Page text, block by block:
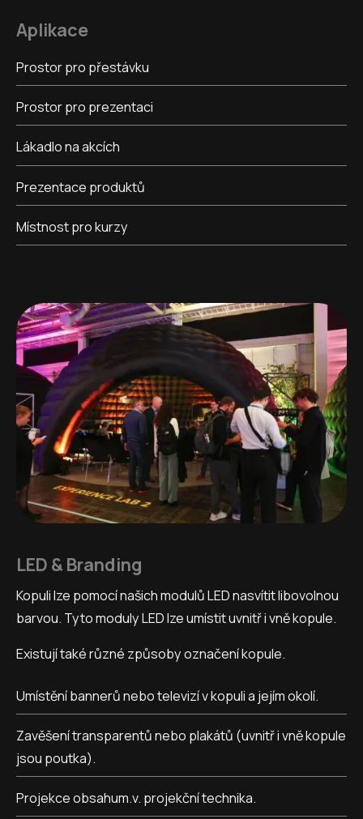
Aplikace
Prostor pro přestávku
Prostor pro prezentaci
Lákadlo na akcích
Prezentace produktů
Místnost pro kurzy
LED & Branding
Kopuli lze pomocí našich modulů LED nasvítit libovolnou
barvou. Tyto moduly LED lze umístit uvnitř i vně kopule.
Existují také různé způsoby označení kopule.
Umístění bannerů nebo televizí v kopuli a jejím okolí.
Zavěšení transparentů nebo plakátů (uvnitř i vně kopule
jsou poutka).
Projekce obsahum.v. projekční technika.